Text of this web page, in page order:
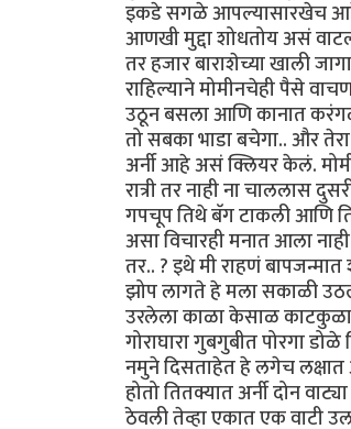
इकडे सगळे आपल्यासारखेच
आणखी मुद्दा शोधतोय असं
तर हजार बाराशेच्या खाली
राहिल्याने मोमीनचेही पैसे
उठून बसला आणि कानात
तो सबका भाडा बचेगा.. और
अर्नी आहे असं क्लियर केलं.
रात्री तर नाही ना चाललास
गपचूप तिथे बॅग टाकली आणि
असा विचारही मनात आला
तर.. ? इथे मी राहणं
झोप लागते हे मला सकाळी
उरलेला काळा केसाळ काटकुळा
गोराघारा गुबगुबीत पोरगा
नमुने दिसताहेत हे लगेच
होतो तितक्यात अर्नी दोन
ठेवली तेव्हा एकात एक वाटी